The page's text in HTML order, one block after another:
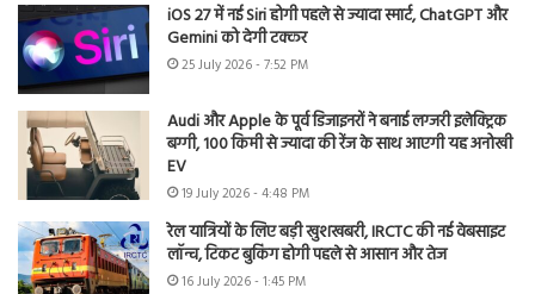
iOS 27 में नई Siri होगी पहले से ज्यादा स्मार्ट, ChatGPT और
Gemini को देगी टक्कर
25 July 2026 - 7:52 PM
Audi और Apple के पूर्व डिजाइनरों ने बनाई लग्जरी इलेक्ट्रिक
बग्गी, 100 किमी से ज्यादा की रेंज के साथ आएगी यह अनोखी
EV
19 July 2026 - 4:48 PM
रेल यात्रियों के लिए बड़ी खुशखबरी, IRCTC की नई वेबसाइट
लॉन्च, टिकट बुकिंग होगी पहले से आसान और तेज
16 July 2026 - 1:45 PM